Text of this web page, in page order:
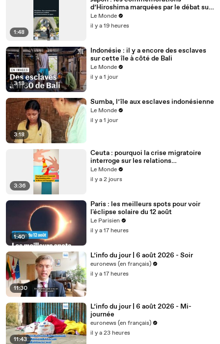
1:48
d’Hiroshima marquées par le débat sur
l’arme nucléaire
Le Monde
il y a 19 heures
3:18
Indonésie : il y a encore des esclaves
sur cette île à côté de Bali
Le Monde
il y a 1 jour
3:18
Sumba, l’île aux esclaves indonésienne
Le Monde
il y a 1 jour
3:36
Ceuta : pourquoi la crise migratoire
interroge sur les relations
diplomatiques entre le Maroc et
l’Espagne ?
Le Monde
il y a 2 jours
1:40
Paris : les meilleurs spots pour voir
l'éclipse solaire du 12 août
Le Parisien
il y a 17 heures
11:30
L’info du jour | 6 août 2026 - Soir
euronews (en français)
il y a 17 heures
11:43
L’info du jour | 6 août 2026 - Mi-
journée
euronews (en français)
il y a 23 heures